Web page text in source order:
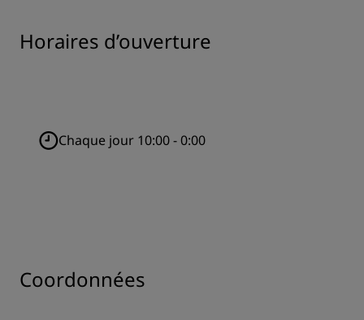
Horaires d’ouverture
Chaque jour 10:00 - 0:00
Coordonnées